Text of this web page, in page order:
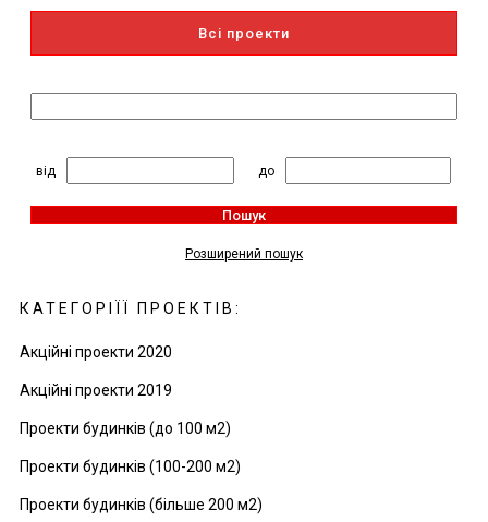
Всі проекти
від
до
Пошук
Розширений пошук
КАТЕГОРІЇЇ ПРОЕКТІВ:
Акційні проекти 2020
Акційні проекти 2019
Проекти будинків (до 100 м2)
Проекти будинків (100-200 м2)
Проекти будинків (більше 200 м2)